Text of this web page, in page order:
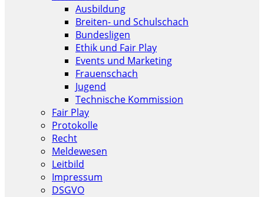
Ausbildung
Breiten- und Schulschach
Bundesligen
Ethik und Fair Play
Events und Marketing
Frauenschach
Jugend
Technische Kommission
Fair Play
Protokolle
Recht
Meldewesen
Leitbild
Impressum
DSGVO